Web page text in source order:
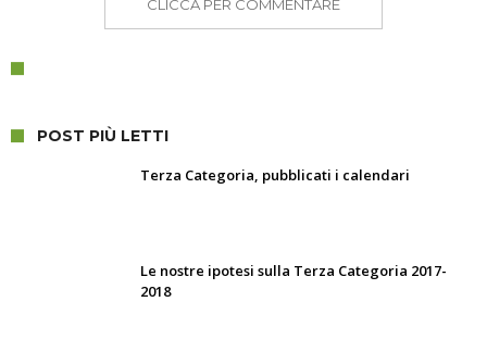
CLICCA PER COMMENTARE
POST PIÙ LETTI
Terza Categoria, pubblicati i calendari
Le nostre ipotesi sulla Terza Categoria 2017-
2018